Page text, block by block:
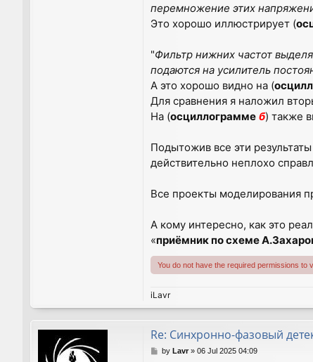
перемножение этих
Это хорошо иллюстрирует (
"Фильтр нижних частот
подаются на усилитель
А это хорошо видно на (
Для сравнения я наложил
На (осциллограмме б) также
Подытожив все эти
действительно неплохо
Все проекты моделирования
А кому интересно, как это
«приёмник по схеме
You do not have the required permissions to
iLavr
Re: Синхронно-фазовый
Pby Lavr» 06 Jul 2025 04:09